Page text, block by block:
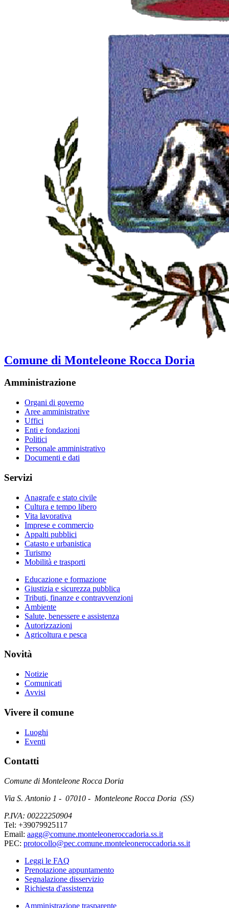
Comune di Monteleone Rocca Doria
Amministrazione
Organi di governo
Aree amministrative
Uffici
Enti e fondazioni
Politici
Personale amministrativo
Documenti e dati
Servizi
Anagrafe e stato civile
Cultura e tempo libero
Vita lavorativa
Imprese e commercio
Appalti pubblici
Catasto e urbanistica
Turismo
Mobilità e trasporti
Educazione e formazione
Giustizia e sicurezza pubblica
Tributi, finanze e contravvenzioni
Ambiente
Salute, benessere e assistenza
Autorizzazioni
Agricoltura e pesca
Novità
Notizie
Comunicati
Avvisi
Vivere il comune
Luoghi
Eventi
Contatti
Comune di Monteleone Rocca Doria
Via S. Antonio 1 - 07010 - Monteleone Rocca Doria (SS)
P.IVA: 00222250904
Tel: +39079925117
Email: aagg@comune.monteleoneroccadoria.ss.it
PEC: protocollo@pec.comune.monteleoneroccadoria.ss.it
Leggi le FAQ
Prenotazione appuntamento
Segnalazione disservizio
Richiesta d'assistenza
Amministrazione trasparente